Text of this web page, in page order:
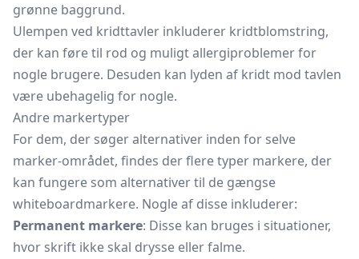
grønne baggrund.
Ulempen ved kridttavler inkluderer kridtblomstring,
der kan føre til rod og muligt allergiproblemer for
nogle brugere. Desuden kan lyden af kridt mod tavlen
være ubehagelig for nogle.
Andre markertyper
For dem, der søger alternativer inden for selve
marker-området, findes der flere typer markere, der
kan fungere som alternativer til de gængse
whiteboardmarkere. Nogle af disse inkluderer:
Permanent markere: Disse kan bruges i situationer,
hvor skrift ikke skal drysse eller falme.